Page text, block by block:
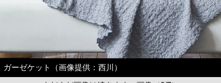
ガーゼケット（画像提供：西川）